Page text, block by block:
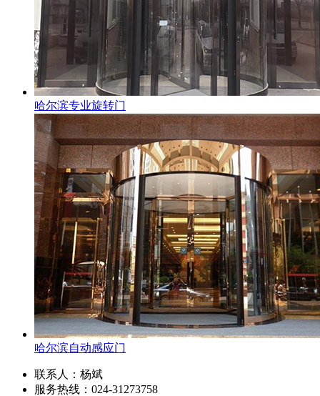
哈尔滨专业旋转门
哈尔滨自动感应门
联系人：杨斌
服务热线：024-31273758